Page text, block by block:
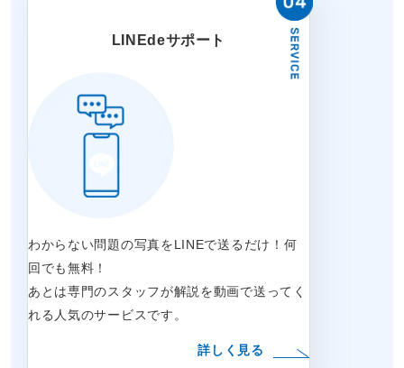
LINEdeサポート
わからない問題の写真をLINEで送るだけ！何
回でも無料！
あとは専門のスタッフが解説を動画で送ってく
れる人気のサービスです。
詳しく見る